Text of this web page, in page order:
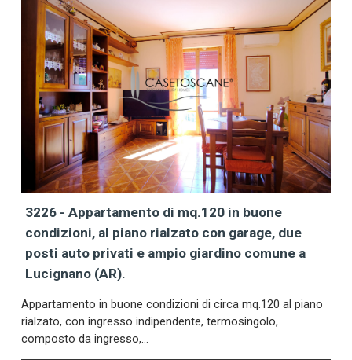
3226 - Appartamento di mq.120 in buone
condizioni, al piano rialzato con garage, due
posti auto privati e ampio giardino comune a
Lucignano (AR).
Appartamento in buone condizioni di circa mq.120 al piano
rialzato, con ingresso indipendente, termosingolo,
composto da ingresso,…